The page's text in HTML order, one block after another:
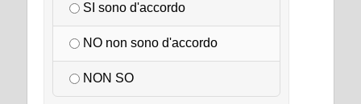
SI sono d'accordo
NO non sono d'accordo
NON SO